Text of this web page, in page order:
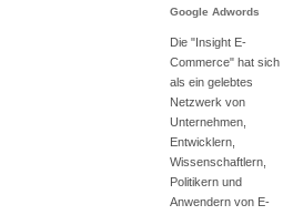
Google Adwords
Die "Insight E-
Commerce" hat sich
als ein gelebtes
Netzwerk von
Unternehmen,
Entwicklern,
Wissenschaftlern,
Politikern und
Anwendern von E-